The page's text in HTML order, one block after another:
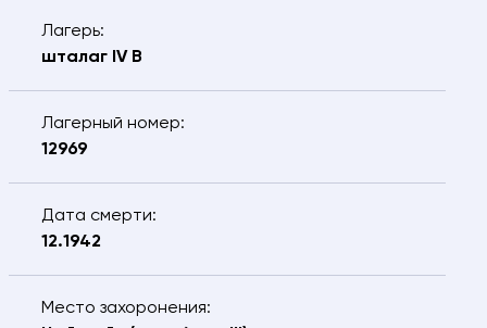
Лагерь:
шталаг IV B
Лагерный номер:
12969
Дата смерти:
12.1942
Место захоронения: